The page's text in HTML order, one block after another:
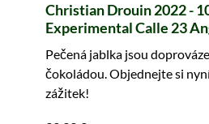
Christian Drouin 2022 -
Experimental Calle 23
Finish Calvados Pays
Pečená jablka jsou
čokoládou. Objednejte si
zážitek!